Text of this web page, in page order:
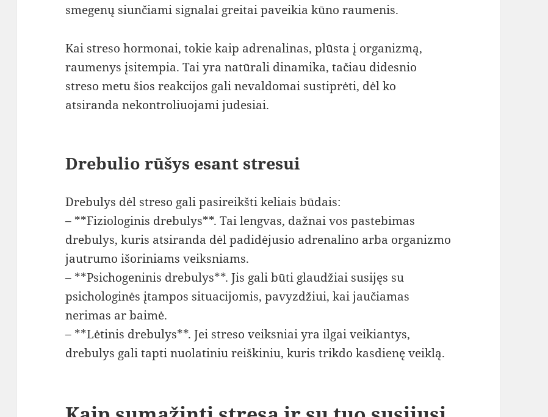
smegenų siunčiami signalai greitai paveikia kūno raumenis.
Kai streso hormonai, tokie kaip adrenalinas, plūsta į organizmą,
raumenys įsitempia. Tai yra natūrali dinamika, tačiau didesnio
streso metu šios reakcijos gali nevaldomai sustiprėti, dėl ko
atsiranda nekontroliuojami judesiai.
Drebulio rūšys esant stresui
Drebulys dėl streso gali pasireikšti keliais būdais:
– **Fiziologinis drebulys**. Tai lengvas, dažnai vos pastebimas
drebulys, kuris atsiranda dėl padidėjusio adrenalino arba organizmo
jautrumo išoriniams veiksniams.
– **Psichogeninis drebulys**. Jis gali būti glaudžiai susijęs su
psichologinės įtampos situacijomis, pavyzdžiui, kai jaučiamas
nerimas ar baimė.
– **Lėtinis drebulys**. Jei streso veiksniai yra ilgai veikiantys,
drebulys gali tapti nuolatiniu reiškiniu, kuris trikdo kasdienę veiklą.